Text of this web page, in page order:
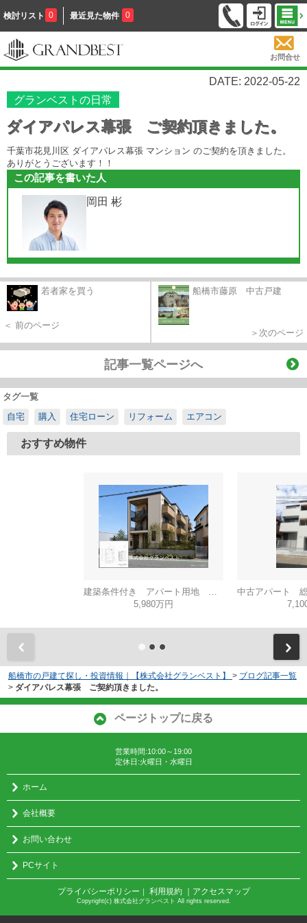
検討リスト 0 最近見た物件 0
お問合せ
DATE: 2022-05-22
グランベストの日常
ダイアパレス幕張 ご契約頂きました。
千葉市花見川区 ダイアパレス幕張 マンション のご契約を頂きました。
ありがとうございます！！
この記事を書いた人
岡田 彬
若者家を買う
＜ 前のページ
船橋市藤原 中古戸建
＞次のページ
記事一覧ページへ
タグ一覧
自宅
購入 住宅ローン リフォーム エアコン
おすすめ物件
5,980万円
船橋市の戸建て探し・投資情報｜【株式会社グランベスト】 > ブログ記事一覧
> ダイアパレス幕張 ご契約頂きました。
ページトップに戻る
営業時間:10:00～19:00
定休日:火曜日・水曜日
ホーム
会社概要
お問い合わせ
PCサイト
プライバシーポリシー ｜ 利用規約 ｜アクセスマップ
Copyright(c) 株式会社グランベスト All rights reserved.